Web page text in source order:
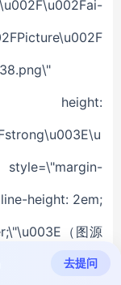
去提问